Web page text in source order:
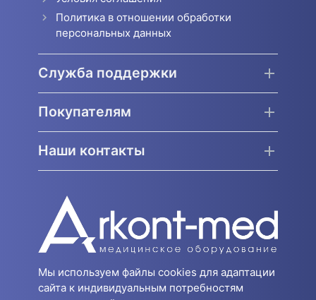
Политика в отношении обработки
персональных данных
Служба поддержки
Покупателям
Наши контакты
Мы используем файлы cookies для адаптации
сайта к индивидуальным потребностям